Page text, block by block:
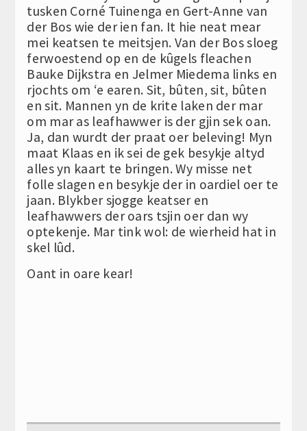
tusken Corné Tuinenga en Gert-Anne van
der Bos wie der ien fan. It hie neat mear
mei keatsen te meitsjen. Van der Bos sloeg
ferwoestend op en de kûgels fleachen
Bauke Dijkstra en Jelmer Miedema links en
rjochts om ‘e earen. Sit, bûten, sit, bûten
en sit. Mannen yn de krite laken der mar
om mar as leafhawwer is der gjin sek oan.
Ja, dan wurdt der praat oer beleving! Myn
maat Klaas en ik sei de gek besykje altyd
alles yn kaart te bringen. Wy misse net
folle slagen en besykje der in oardiel oer te
jaan. Blykber sjogge keatser en
leafhawwers der oars tsjin oer dan wy
optekenje. Mar tink wol: de wierheid hat in
skel lûd.
Oant in oare kear!